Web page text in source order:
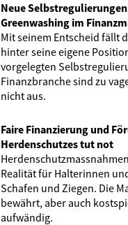
Neue
Greenwashing im
Mit seinem Entscheid fällt
hinter seine eigene
vorgelegten
Finanzbranche sind zu
nicht aus.
Faire Finanzierung und
Herdenschutzes tut not
Realität für Halterinnen
Schafen und Ziegen. Die
bewährt, aber auch
aufwändig.